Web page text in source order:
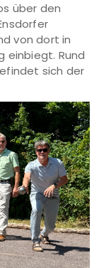
über den
von dort in
einbiegt. Rund
sich der